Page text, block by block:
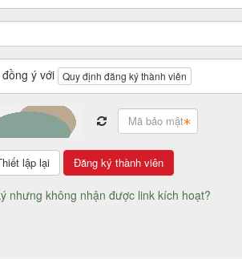
ý với Quy định đăng ký thành viên
nhưng không nhận được link kích hoạt?